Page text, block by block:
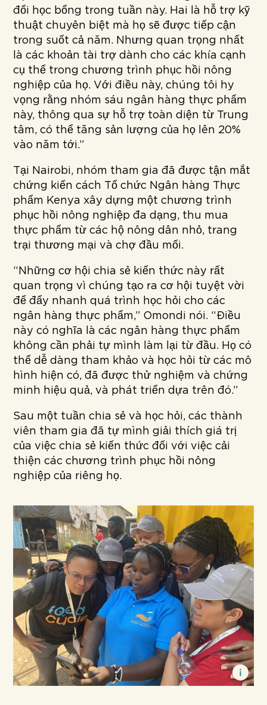
đổi học bổng trong tuần này. Hai là hỗ trợ kỹ
thuật chuyên biệt mà họ sẽ được tiếp cận
trong suốt cả năm. Nhưng quan trọng nhất
là các khoản tài trợ dành cho các khía cạnh
cụ thể trong chương trình phục hồi nông
nghiệp của họ. Với điều này, chúng tôi hy
vọng rằng nhóm sáu ngân hàng thực phẩm
này, thông qua sự hỗ trợ toàn diện từ Trung
tâm, có thể tăng sản lượng của họ lên 20%
vào năm tới.”
Tại Nairobi, nhóm tham gia đã được tận mắt
chứng kiến cách Tổ chức Ngân hàng Thực
phẩm Kenya xây dựng một chương trình
phục hồi nông nghiệp đa dạng, thu mua
thực phẩm từ các hộ nông dân nhỏ, trang
trại thương mại và chợ đầu mối.
“Những cơ hội chia sẻ kiến thức này rất
quan trọng vì chúng tạo ra cơ hội tuyệt vời
để đẩy nhanh quá trình học hỏi cho các
ngân hàng thực phẩm,” Omondi nói. “Điều
này có nghĩa là các ngân hàng thực phẩm
không cần phải tự mình làm lại từ đầu. Họ có
thể dễ dàng tham khảo và học hỏi từ các mô
hình hiện có, đã được thử nghiệm và chứng
minh hiệu quả, và phát triển dựa trên đó.”
Sau một tuần chia sẻ và học hỏi, các thành
viên tham gia đã tự mình giải thích giá trị
của việc chia sẻ kiến thức đối với việc cải
thiện các chương trình phục hồi nông
nghiệp của riêng họ.